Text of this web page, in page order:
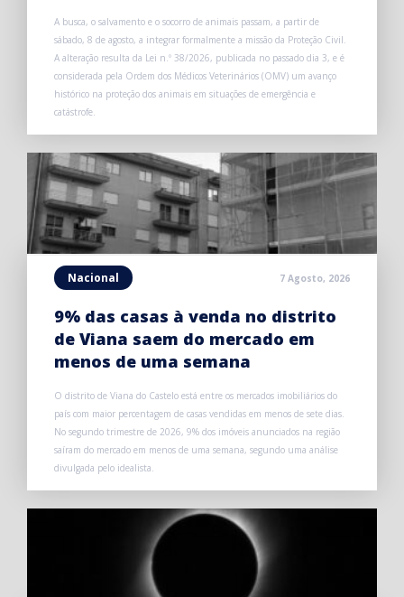
A busca, o salvamento e o socorro de animais passam, a partir de
sábado, 8 de agosto, a integrar formalmente a missão da Proteção Civil.
A alteração resulta da Lei n.º 38/2026, publicada no passado dia 3, e é
considerada pela Ordem dos Médicos Veterinários (OMV) um avanço
histórico na proteção dos animais em situações de emergência e
catástrofe.
Nacional 7 Agosto, 2026
9% das casas à venda no distrito
de Viana saem do mercado em
menos de uma semana
O distrito de Viana do Castelo está entre os mercados imobiliários do
país com maior percentagem de casas vendidas em menos de sete dias.
No segundo trimestre de 2026, 9% dos imóveis anunciados na região
saíram do mercado em menos de uma semana, segundo uma análise
divulgada pelo idealista.